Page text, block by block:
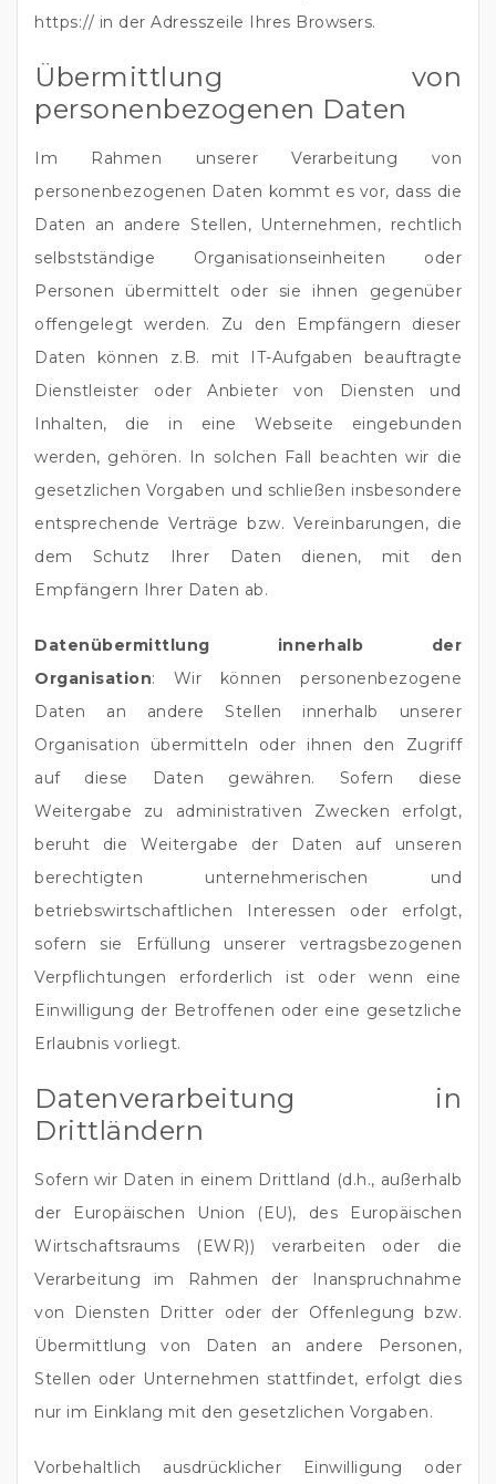
https:// in der Adresszeile Ihres Browsers.
Übermittlung von
personenbezogenen Daten
Im Rahmen unserer Verarbeitung von
personenbezogenen Daten kommt es vor, dass die
Daten an andere Stellen, Unternehmen, rechtlich
selbstständige Organisationseinheiten oder
Personen übermittelt oder sie ihnen gegenüber
offengelegt werden. Zu den Empfängern dieser
Daten können z.B. mit IT-Aufgaben beauftragte
Dienstleister oder Anbieter von Diensten und
Inhalten, die in eine Webseite eingebunden
werden, gehören. In solchen Fall beachten wir die
gesetzlichen Vorgaben und schließen insbesondere
entsprechende Verträge bzw. Vereinbarungen, die
dem Schutz Ihrer Daten dienen, mit den
Empfängern Ihrer Daten ab.
Datenübermittlung innerhalb der
Organisation: Wir können personenbezogene
Daten an andere Stellen innerhalb unserer
Organisation übermitteln oder ihnen den Zugriff
auf diese Daten gewähren. Sofern diese
Weitergabe zu administrativen Zwecken erfolgt,
beruht die Weitergabe der Daten auf unseren
berechtigten unternehmerischen und
betriebswirtschaftlichen Interessen oder erfolgt,
sofern sie Erfüllung unserer vertragsbezogenen
Verpflichtungen erforderlich ist oder wenn eine
Einwilligung der Betroffenen oder eine gesetzliche
Erlaubnis vorliegt.
Datenverarbeitung in
Drittländern
Sofern wir Daten in einem Drittland (d.h., außerhalb
der Europäischen Union (EU), des Europäischen
Wirtschaftsraums (EWR)) verarbeiten oder die
Verarbeitung im Rahmen der Inanspruchnahme
von Diensten Dritter oder der Offenlegung bzw.
Übermittlung von Daten an andere Personen,
Stellen oder Unternehmen stattfindet, erfolgt dies
nur im Einklang mit den gesetzlichen Vorgaben.
Vorbehaltlich ausdrücklicher Einwilligung oder